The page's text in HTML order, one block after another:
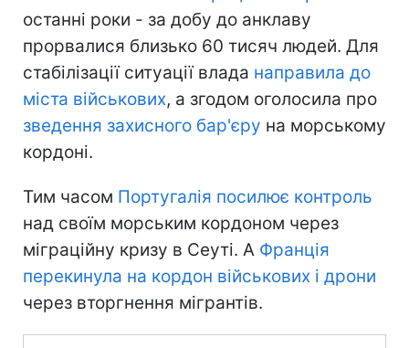
останні роки - за добу до анклаву
прорвалися близько 60 тисяч людей. Для
стабілізації ситуації влада направила до
міста військових, а згодом оголосила про
зведення захисного бар'єру на морському
кордоні.
Тим часом Португалія посилює контроль
над своїм морським кордоном через
міграційну кризу в Сеуті. А Франція
перекинула на кордон військових і дрони
через вторгнення мігрантів.